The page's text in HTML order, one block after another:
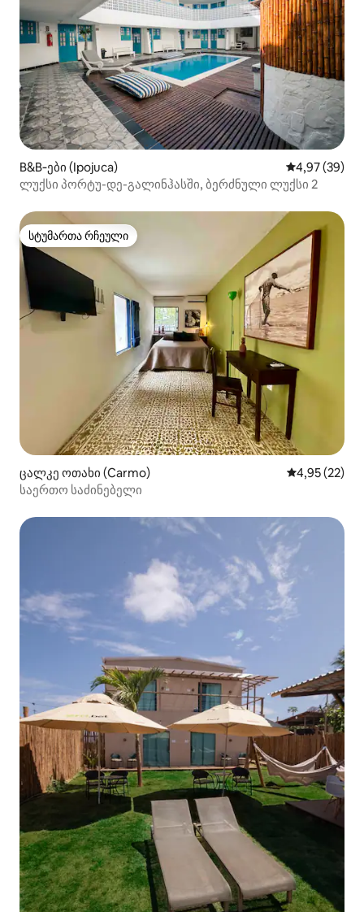
B&B‑ები (Ipojuca) საშუალო
4,97 (39)
ლუქსი პორტუ-დე-გალინჰასში, ბერძნული ლუქსი 2
სტუმართა რჩეული
სტუმართა რჩეული
ცალკე ოთახი (Carmo) საშუალო
4,95 (22)
საერთო საძინებელი